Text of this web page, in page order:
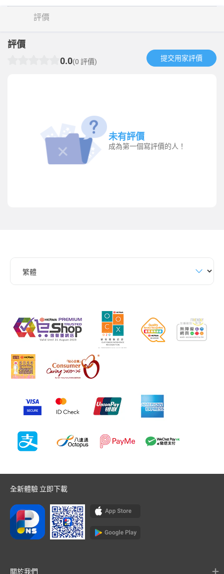
評價
評價
0.0(0 評價) 提交用家評價​
未有評價
成為第一個寫評價的人！
全新體驗 立即下載
關於我們